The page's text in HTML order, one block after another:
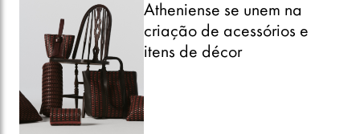
Atheniense se unem na
criação de acessórios e
itens de décor